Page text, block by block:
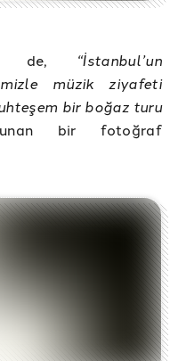
de, “İstanbul’un
müzik ziyafeti
bir boğaz turu
bir fotoğraf